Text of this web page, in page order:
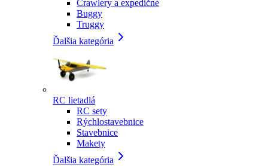
Crawlery a expedičné
Buggy
Truggy
Ďalšia kategória
RC lietadlá
RC sety
Rýchlostavebnice
Stavebnice
Makety
Ďalšia kategória